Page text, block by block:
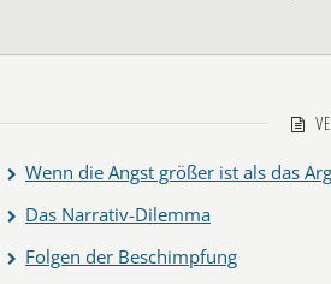
Wenn die Angst größer ist als das
Das Narrativ-Dilemma
Folgen der Beschimpfung